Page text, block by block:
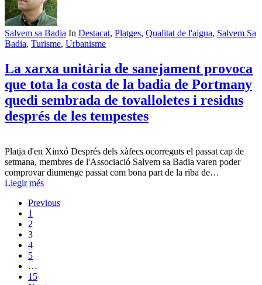
Salvem sa Badia In Destacat, Platges, Qualitat de l'aigua, Salvem Sa
Badia, Turisme, Urbanisme
La xarxa unitària de sanejament provoca
que tota la costa de la badia de Portmany
quedi sembrada de tovalloletes i residus
després de les tempestes
Platja d'en Xinxó Després dels xàfecs ocorreguts el passat cap de
setmana, membres de l'Associació Salvem sa Badia varen poder
comprovar diumenge passat com bona part de la riba de…
Llegir més
Previous
1
2
3
4
5
…
15